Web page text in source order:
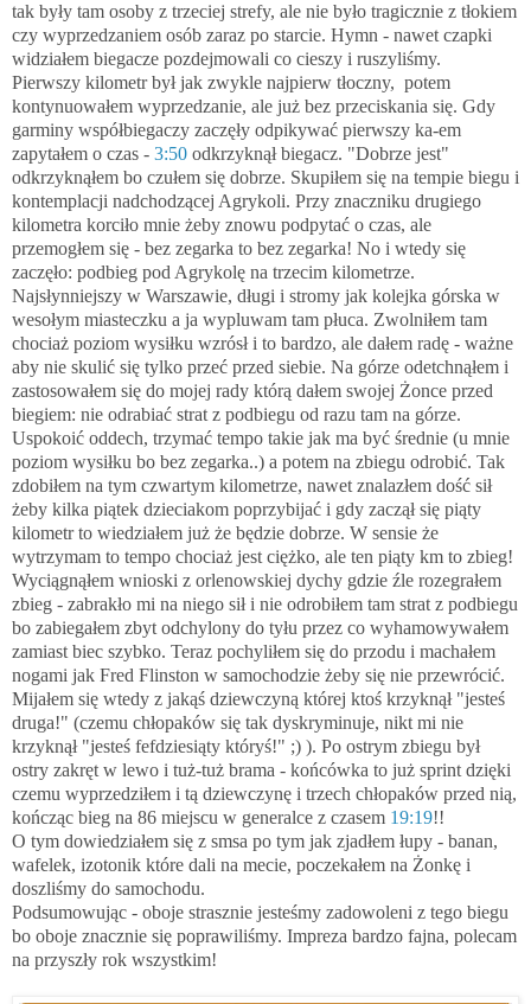
tak były tam osoby z trzeciej strefy, ale nie było tragicznie z tłokiem
czy wyprzedzaniem osób zaraz po starcie. Hymn - nawet czapki
widziałem biegacze pozdejmowali co cieszy i ruszyliśmy.
Pierwszy kilometr był jak zwykle najpierw tłoczny, potem
kontynuowałem wyprzedzanie, ale już bez przeciskania się. Gdy
garminy współbiegaczy zaczęły odpikywać pierwszy ka-em
zapytałem o czas - 3:50 odkrzyknął biegacz. "Dobrze jest"
odkrzyknąłem bo czułem się dobrze. Skupiłem się na tempie biegu i
kontemplacji nadchodzącej Agrykoli. Przy znaczniku drugiego
kilometra korciło mnie żeby znowu podpytać o czas, ale
przemogłem się - bez zegarka to bez zegarka! No i wtedy się
zaczęło: podbieg pod Agrykolę na trzecim kilometrze.
Najsłynniejszy w Warszawie, długi i stromy jak kolejka górska w
wesołym miasteczku a ja wypluwam tam płuca. Zwolniłem tam
chociaż poziom wysiłku wzrósł i to bardzo, ale dałem radę - ważne
aby nie skulić się tylko przeć przed siebie. Na górze odetchnąłem i
zastosowałem się do mojej rady którą dałem swojej Żonce przed
biegiem: nie odrabiać strat z podbiegu od razu tam na górze.
Uspokoić oddech, trzymać tempo takie jak ma być średnie (u mnie
poziom wysiłku bo bez zegarka..) a potem na zbiegu odrobić. Tak
zdobiłem na tym czwartym kilometrze, nawet znalazłem dość sił
żeby kilka piątek dzieciakom poprzybijać i gdy zaczął się piąty
kilometr to wiedziałem już że będzie dobrze. W sensie że
wytrzymam to tempo chociaż jest ciężko, ale ten piąty km to zbieg!
Wyciągnąłem wnioski z orlenowskiej dychy gdzie źle rozegrałem
zbieg - zabrakło mi na niego sił i nie odrobiłem tam strat z podbiegu
bo zabiegałem zbyt odchylony do tyłu przez co wyhamowywałem
zamiast biec szybko. Teraz pochyliłem się do przodu i machałem
nogami jak Fred Flinston w samochodzie żeby się nie przewrócić.
Mijałem się wtedy z jakąś dziewczyną której ktoś krzyknął "jesteś
druga!" (czemu chłopaków się tak dyskryminuje, nikt mi nie
krzyknął "jesteś fefdziesiąty któryś!" ;) ). Po ostrym zbiegu był
ostry zakręt w lewo i tuż-tuż brama - końcówka to już sprint dzięki
czemu wyprzedziłem i tą dziewczynę i trzech chłopaków przed nią,
kończąc bieg na 86 miejscu w generalce z czasem 19:19!!
O tym dowiedziałem się z smsa po tym jak zjadłem łupy - banan,
wafelek, izotonik które dali na mecie, poczekałem na Żonkę i
doszliśmy do samochodu.
Podsumowując - oboje strasznie jesteśmy zadowoleni z tego biegu
bo oboje znacznie się poprawiliśmy. Impreza bardzo fajna, polecam
na przyszły rok wszystkim!